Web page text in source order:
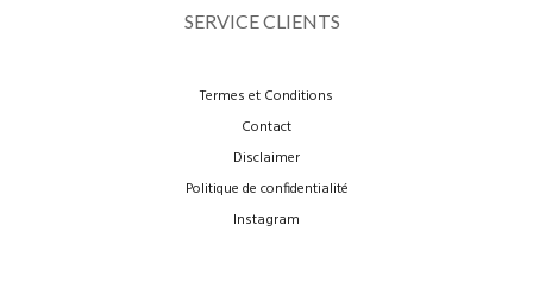
SERVICE CLIENTS
Termes et Conditions
Contact
Disclaimer
Politique de confidentialité
Instagram